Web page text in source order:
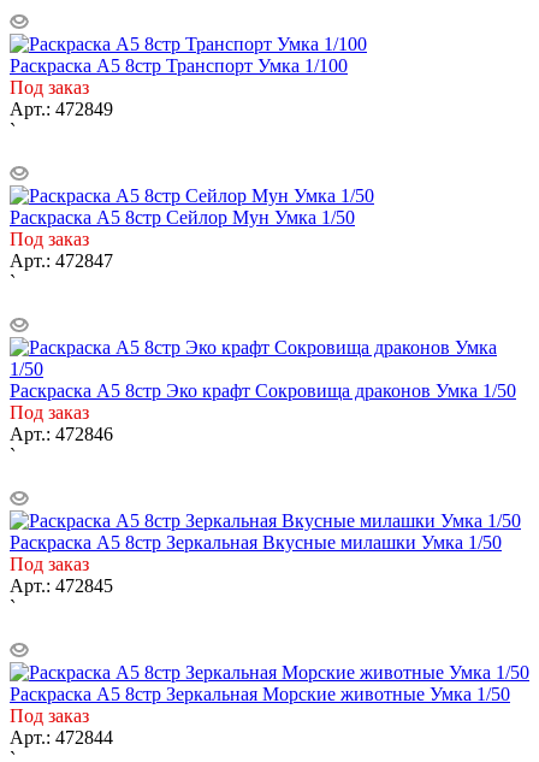
Раскраска A5 8стр Транспорт Умка 1/100
Под заказ
Арт.: 472849
`
Раскраска A5 8стр Сейлор Мун Умка 1/50
Под заказ
Арт.: 472847
`
Раскраска A5 8стр Эко крафт Сокровища драконов Умка 1/50
Под заказ
Арт.: 472846
`
Раскраска A5 8стр Зеркальная Вкусные милашки Умка 1/50
Под заказ
Арт.: 472845
`
Раскраска A5 8стр Зеркальная Морские животные Умка 1/50
Под заказ
Арт.: 472844